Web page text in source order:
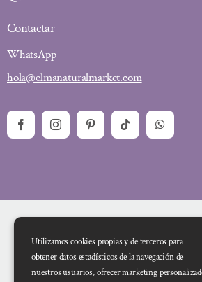
Contactar
WhatsApp
hola@elmanaturalmarket.com
Utilizamos cookies propias y de terceros para
obtener datos estadísticos de la navegación de
nuestros usuarios, ofrecer marketing